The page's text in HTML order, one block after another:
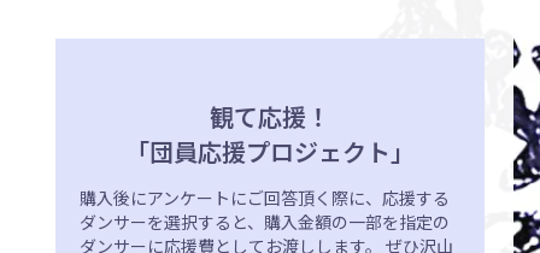
観て応援！
「団員応援プロジェクト」
購入後にアンケートにご回答頂く際に、応援する
ダンサーを選択すると、購入金額の一部を指定の
ダンサーに応援費としてお渡しします。 ぜひ沢山